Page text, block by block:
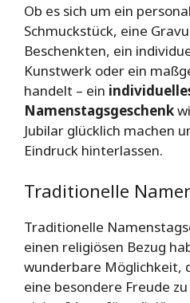
Ob es sich um ein
Schmuckstück, eine
Beschenkten, ein
Kunstwerk oder ein
handelt – ein
Namenstagsgeschenk
Jubilar glücklich machen
Eindruck hinterlassen.
Traditionelle
Traditionelle
einen religiösen Bezug
wunderbare Möglichkeit,
eine besondere Freude